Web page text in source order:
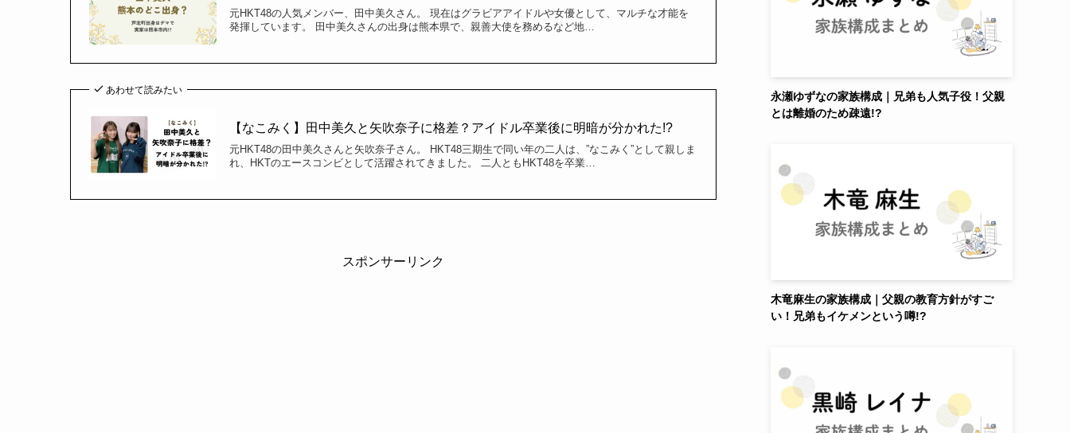
元HKT48の人気メンバー、田中美久さん。 現在はグラビアアイドルや女優として、マルチな才能を
発揮しています。 田中美久さんの出身は熊本県で、親善大使を務めるなど地…
あわせて読みたい
【なこみく】田中美久と矢吹奈子に格差？アイドル卒業後に明暗が分かれた!?
元HKT48の田中美久さんと矢吹奈子さん。 HKT48三期生で同い年の二人は、”なこみく”として親しま
れ、HKTのエースコンビとして活躍されてきました。 二人ともHKT48を卒業…
スポンサーリンク
永瀬ゆずなの家族構成｜兄弟も人気子役！父親
とは離婚のため疎遠!?
木竜麻生の家族構成｜父親の教育方針がすご
い！兄弟もイケメンという噂!?